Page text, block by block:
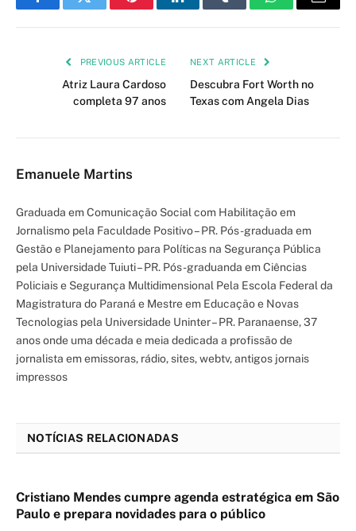
FacebookTwitter PinterestLinkedInTumblr WhatsAppEmail
PREVIOUS ARTICLE
Atriz Laura Cardoso
completa 97 anos
NEXT ARTICLE
Descubra Fort Worth no
Texas com Angela Dias
Emanuele Martins
Graduada em Comunicação Social com Habilitação em
Jornalismo pela Faculdade Positivo – PR. Pós-graduada em
Gestão e Planejamento para Políticas na Segurança Pública
pela Universidade Tuiuti – PR. Pós-graduanda em Ciências
Policiais e Segurança Multidimensional Pela Escola Federal da
Magistratura do Paraná e Mestre em Educação e Novas
Tecnologias pela Universidade Uninter – PR. Paranaense, 37
anos onde uma década e meia dedicada a profissão de
jornalista em emissoras, rádio, sites, webtv, antigos jornais
impressos
NOTÍCIAS RELACIONADAS
Cristiano Mendes cumpre agenda estratégica em São
Paulo e prepara novidades para o público